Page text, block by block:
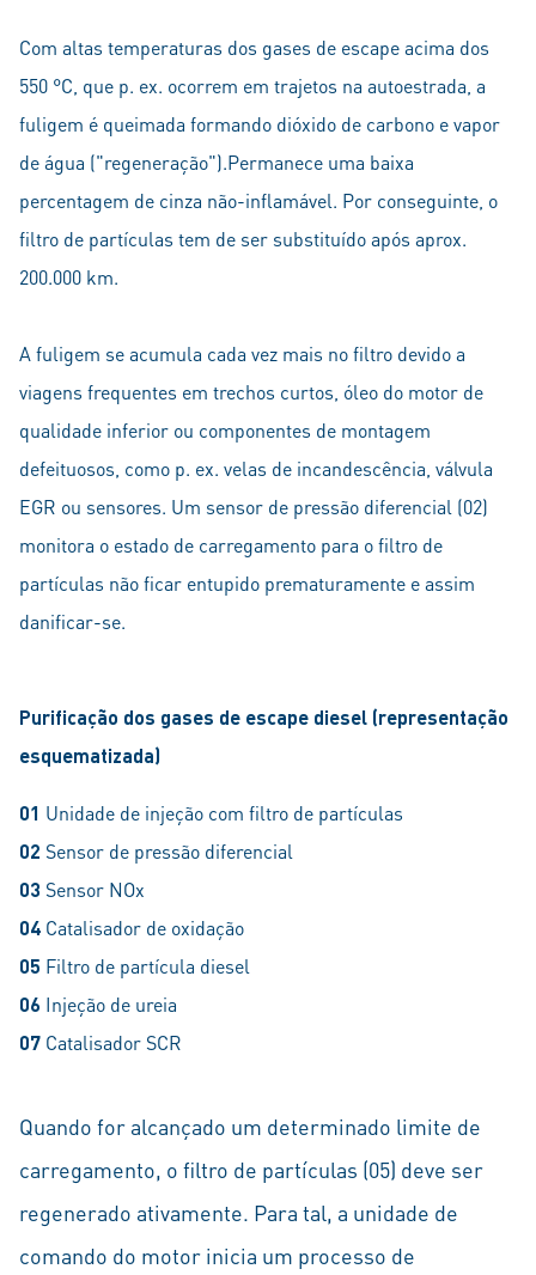
Com altas temperaturas dos gases de escape acima dos
550 °C, que p. ex. ocorrem em trajetos na autoestrada, a
fuligem é queimada formando dióxido de carbono e vapor
de água ("regeneração").Permanece uma baixa
percentagem de cinza não-inflamável. Por conseguinte, o
filtro de partículas tem de ser substituído após aprox.
200.000 km.
A fuligem se acumula cada vez mais no filtro devido a
viagens frequentes em trechos curtos, óleo do motor de
qualidade inferior ou componentes de montagem
defeituosos, como p. ex. velas de incandescência, válvula
EGR ou sensores. Um sensor de pressão diferencial (02)
monitora o estado de carregamento para o filtro de
partículas não ficar entupido prematuramente e assim
danificar-se.
Purificação dos gases de escape diesel (representação
esquematizada)
01 Unidade de injeção com filtro de partículas
02 Sensor de pressão diferencial
03 Sensor NOx
04 Catalisador de oxidação
05 Filtro de partícula diesel
06 Injeção de ureia
07 Catalisador SCR
Quando for alcançado um determinado limite de
carregamento, o filtro de partículas (05) deve ser
regenerado ativamente. Para tal, a unidade de
comando do motor inicia um processo de